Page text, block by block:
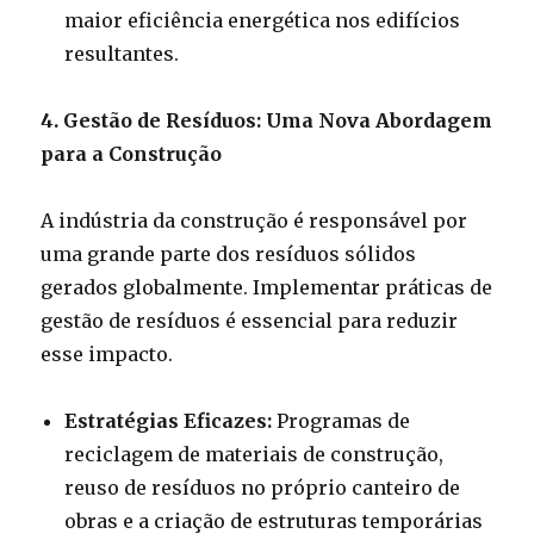
maior eficiência energética nos edifícios
resultantes.
4. Gestão de Resíduos: Uma Nova Abordagem
para a Construção
A indústria da construção é responsável por
uma grande parte dos resíduos sólidos
gerados globalmente. Implementar práticas de
gestão de resíduos é essencial para reduzir
esse impacto.
Estratégias Eficazes: Programas de
reciclagem de materiais de construção,
reuso de resíduos no próprio canteiro de
obras e a criação de estruturas temporárias